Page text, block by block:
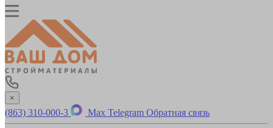
×
(863) 310-000-3 Max Telegram Обратная связь